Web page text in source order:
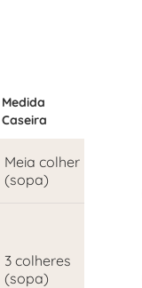
Medida
Caseira
Meia colher
(sopa)
3 colheres
(sopa)